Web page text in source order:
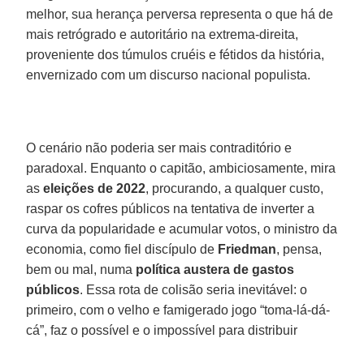
melhor, sua herança perversa representa o que há de
mais retrógrado e autoritário na extrema-direita,
proveniente dos túmulos cruéis e fétidos da história,
envernizado com um discurso nacional populista.
O cenário não poderia ser mais contraditório e
paradoxal. Enquanto o capitão, ambiciosamente, mira
aseleições de 2022, procurando, a qualquer custo,
raspar os cofres públicos na tentativa de inverter a
curva da popularidade e acumular votos, o ministro da
economia, como fiel discípulo de Friedman, pensa,
bem ou mal, numa política austera de gastos
públicos. Essa rota de colisão seria inevitável: o
primeiro, com o velho e famigerado jogo “toma-lá-dá-
cá”, faz o possível e o impossível para distribuir